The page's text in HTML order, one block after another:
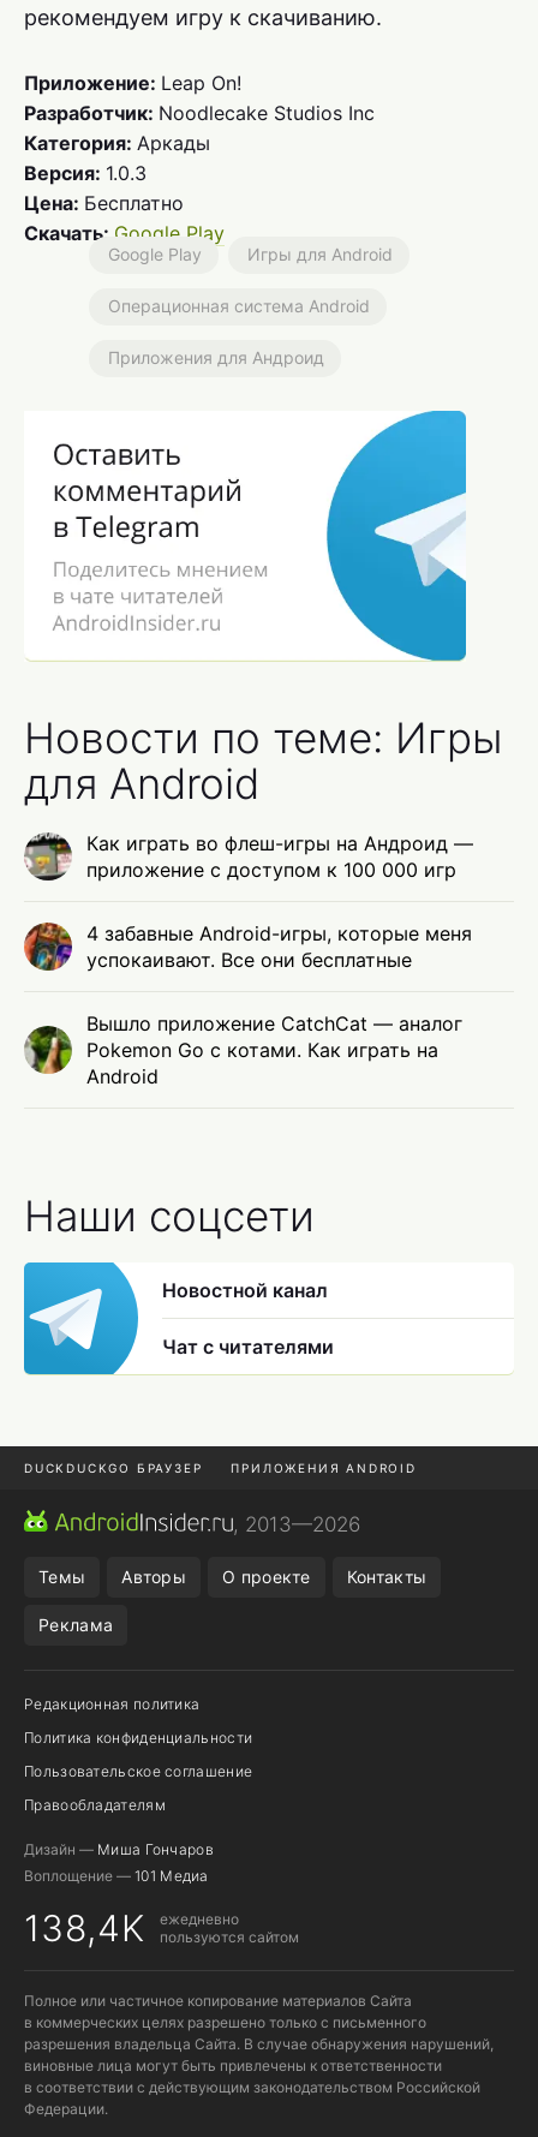
рекомендуем игру к скачиванию.
Приложение: Leap On!
Разработчик: Noodlecake Studios Inc
Категория: Аркады
Версия: 1.0.3
Цена: Бесплатно
Скачать: Google Play
Google Play Игры для Android
Операционная система Android
Приложения для Андроид
Новости по теме: Игры
для Android
Как играть во флеш-игры на Андроид —
приложение с доступом к 100 000 игр
4 забавные Android-игры, которые меня
успокаивают. Все они бесплатные
Вышло приложение CatchCat — аналог
Pokemon Go с котами. Как играть на
Android
Наши соцсети
Новостной канал
Чат с читателями
DUCKDUCKGO БРАУЗЕР ПРИЛОЖЕНИЯ ANDROID
CHROME БРАУЗЕР
, 2013—2026
Темы Авторы О проекте Контакты
Реклама
Редакционная политика
Политика конфиденциальности
Пользовательское соглашение
Правообладателям
Дизайн — Миша Гончаров
Воплощение — 101 Медиа
138,4K
ежедневно
пользуются сайтом
Полное или частичное копирование материалов Сайта
в коммерческих целях разрешено только с письменного
разрешения владельца Сайта. В случае обнаружения нарушений,
виновные лица могут быть привлечены к ответственности
в соответствии с действующим законодательством Российской
Федерации.